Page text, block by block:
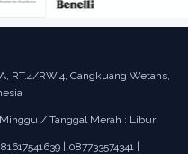
RT.4/RW.4, Cangkuang Wetans,
/ Tanggal Merah : Libur
| 087733574341 |